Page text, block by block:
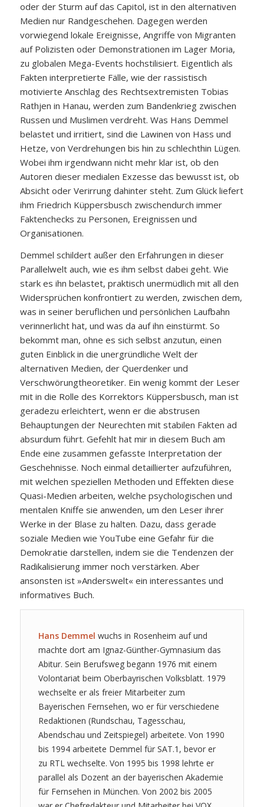
oder der Sturm auf das Capitol, ist in den alternativen
Medien nur Randgeschehen. Dagegen werden
vorwiegend lokale Ereignisse, Angriffe von Migranten
auf Polizisten oder Demonstrationen im Lager Moria,
zu globalen Mega-Events hochstilisiert. Eigentlich als
Fakten interpretierte Fälle, wie der rassistisch
motivierte Anschlag des Rechts­extremisten Tobias
Rathjen in Hanau, werden zum Bandenkrieg zwischen
Russen und Muslimen verdreht. Was Hans Demmel
belastet und irritiert, sind die Lawinen von Hass und
Hetze, von Verdrehungen bis hin zu schlechthin Lügen.
Wobei ihm irgendwann nicht mehr klar ist, ob den
Autoren dieser medialen Exzesse das bewusst ist, ob
Absicht oder Verirrung dahinter steht. Zum Glück liefert
ihm Friedrich Küppersbusch zwischendurch immer
Faktenchecks zu Personen, Ereignissen und
Organisationen.
Demmel schildert außer den Erfahrungen in dieser
Parallelwelt auch, wie es ihm selbst dabei geht. Wie
stark es ihn belastet, praktisch unermüdlich mit all den
Widersprüchen konfrontiert zu werden, zwischen dem,
was in seiner beruflichen und persönlichen Laufbahn
verinnerlicht hat, und was da auf ihn einstürmt. So
bekommt man, ohne es sich selbst anzutun, einen
guten Einblick in die unergründliche Welt der
alternativen Medien, der Querdenker und
Verschwörungtheoretiker. Ein wenig kommt der Leser
mit in die Rolle des Korrektors Küppersbusch, man ist
geradezu erleichtert, wenn er die abstrusen
Behauptungen der Neurechten mit stabilen Fakten ad
absurdum führt. Gefehlt hat mir in diesem Buch am
Ende eine zusammen gefasste Interpretation der
Geschehnisse. Noch einmal detaillierter aufzuführen,
mit welchen speziellen Methoden und Effekten diese
Quasi-Medien arbeiten, welche psychologischen und
mentalen Kniffe sie anwenden, um den Leser ihrer
Werke in der Blase zu halten. Dazu, dass gerade
soziale Medien wie YouTube eine Gefahr für die
Demokratie darstellen, indem sie die Tendenzen der
Radikalisierung immer noch verstärken. Aber
ansonsten ist »Anderswelt« ein interessantes und
informatives Buch.
Hans Demmel wuchs in Rosenheim auf und
machte dort am Ignaz-Günther-Gymnasium das
Abitur. Sein Berufsweg begann 1976 mit einem
Volontariat beim Oberbayrischen Volksblatt. 1979
wechselte er als freier Mitarbeiter zum
Bayerischen Fernsehen, wo er für verschiedene
Redaktionen (Rundschau, Tagesschau,
Abendschau und Zeitspiegel) arbeitete. Von 1990
bis 1994 arbeitete Demmel für SAT.1, bevor er
zu RTL wechselte. Von 1995 bis 1998 lehrte er
parallel als Dozent an der bayerischen Akademie
für Fernsehen in München. Von 2002 bis 2005